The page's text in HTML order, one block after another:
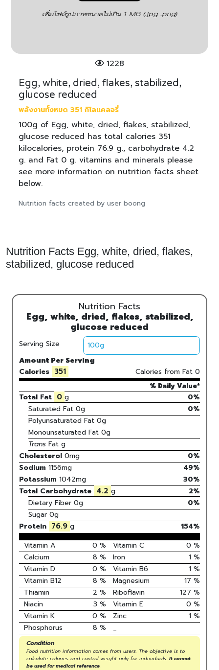
1228
Egg, white, dried, flakes, stabilized,
glucose reduced
พลังงานทั้งหมด 351 กิโลแคลอรี่
100g of Egg, white, dried, flakes, stabilized,
glucose reduced has total calories 351
kilocalories, protein 76.9 g., carbohydrate 4.2
g. and Fat 0 g. vitamins and minerals please
see more information on nutrition facts sheet
below.
Nutrition facts created by user boong
Nutrition Facts Egg, white, dried, flakes,
stabilized, glucose reduced
Nutrition Facts
Egg, white, dried, flakes, stabilized,
glucose reduced
Serving Size
Amount Per Serving
Calories 351 Calories from Fat 0
% Daily Value*
Total Fat 0 g
0%
Saturated Fat 0g 0%
Polyunsaturated Fat 0g
Monounsaturated Fat 0g
TransFat g
Cholesterol 0mg 0%
Sodium 1156mg 49%
Potassium 1042mg 30%
Total Carbohydrate 4.2 g 2%
Dietary Fiber 0g
0%
Sugar 0g
Protein 76.9 g 154%
Vitamin A
0 % Vitamin C 0 %
Calcium
8 % Iron 1 %
Vitamin D
0 % Vitamin B6 1 %
Vitamin B12
8 % Magnesium 17 %
Thiamin
2 % Riboflavin 127 %
Niacin
3 % Vitamin E 0 %
Vitamin K
0 % Zinc 1 %
Phosphorus
8 % _
Condition
Food nutrition information comes from users. The objective is to
calculate calories and control weight only for individuals. It cannot
be used for medical reference.